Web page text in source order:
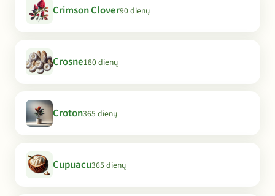
Crimson Clover90 dienų
Crosne180 dienų
Croton365 dienų
Cupuacu365 dienų